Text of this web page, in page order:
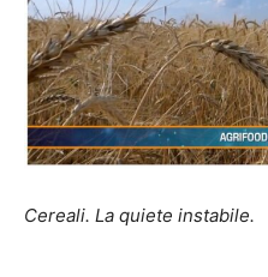
Cereali. La quiete instabile.